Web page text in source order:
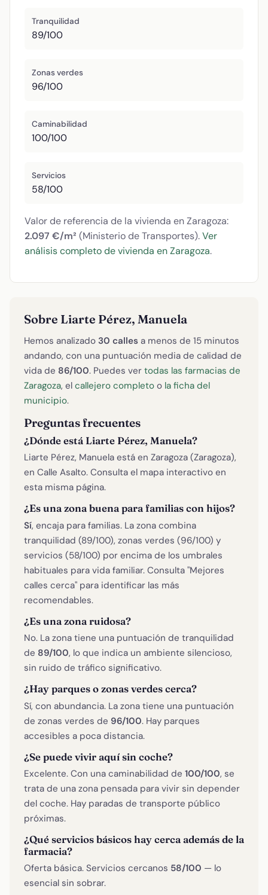
Tranquilidad
89/100
Zonas verdes
96/100
Caminabilidad
100/100
Servicios
58/100
Valor de referencia de la vivienda en Zaragoza:
2.097 €/m² (Ministerio de Transportes).Ver
análisis completo de vivienda en Zaragoza.
Sobre Liarte Pérez, Manuela
Hemos analizado 30 calles a menos de 15 minutos
andando, con una puntuación media de calidad de
vida de 86/100. Puedes ver todas las farmacias de
Zaragoza, el callejero completo o la ficha del
municipio.
Preguntas frecuentes
¿Dónde está Liarte Pérez, Manuela?
Liarte Pérez, Manuela está en Zaragoza (Zaragoza),
en Calle Asalto. Consulta el mapa interactivo en
esta misma página.
¿Es una zona buena para familias con hijos?
Sí, encaja para familias. La zona combina
tranquilidad (89/100), zonas verdes (96/100) y
servicios (58/100) por encima de los umbrales
habituales para vida familiar. Consulta "Mejores
calles cerca" para identificar las más
recomendables.
¿Es una zona ruidosa?
No. La zona tiene una puntuación de tranquilidad
de 89/100, lo que indica un ambiente silencioso,
sin ruido de tráfico significativo.
¿Hay parques o zonas verdes cerca?
Sí, con abundancia. La zona tiene una puntuación
de zonas verdes de 96/100. Hay parques
accesibles a poca distancia.
¿Se puede vivir aquí sin coche?
Excelente. Con una caminabilidad de 100/100, se
trata de una zona pensada para vivir sin depender
del coche. Hay paradas de transporte público
próximas.
¿Qué servicios básicos hay cerca además de la
farmacia?
Oferta básica. Servicios cercanos 58/100 — lo
esencial sin sobrar.